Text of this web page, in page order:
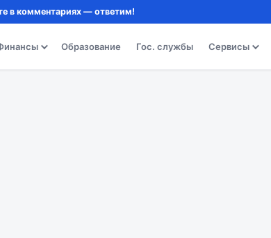
в комментариях — ответим!
Образование Гос. службы Сервисы